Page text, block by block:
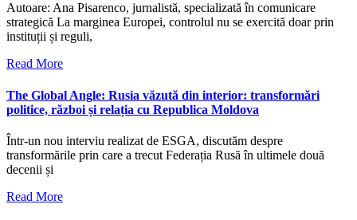
Autoare: Ana Pisarenco, jurnalistă, specializată în comunicare
strategică La marginea Europei, controlul nu se exercită doar prin
instituții și reguli,
Read More
The Global Angle: Rusia văzută din interior: transformări
politice, război și relația cu Republica Moldova
Într-un nou interviu realizat de ESGA, discutăm despre
transformările prin care a trecut Federația Rusă în ultimele două
decenii și
Read More